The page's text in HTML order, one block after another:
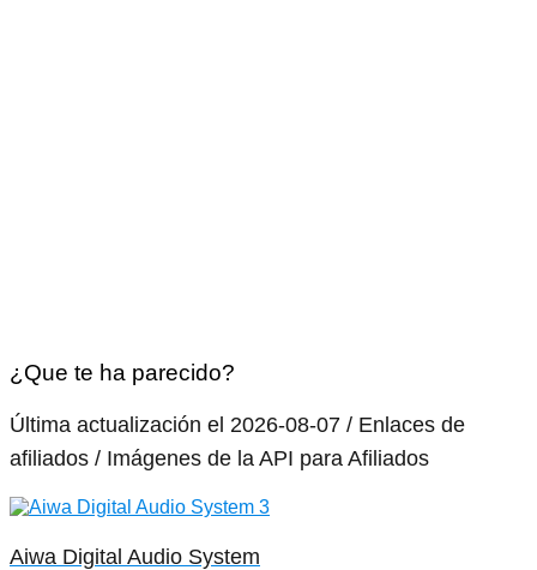
¿Que te ha parecido?
Última actualización el 2026-08-07 / Enlaces de
afiliados / Imágenes de la API para Afiliados
Aiwa Digital Audio System